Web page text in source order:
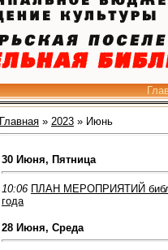
Главная » 2023 » Июнь
30 Июня, Пятница
10:06 ПЛАН МЕРОПРИЯТИЙ
года
28 Июня, Среда